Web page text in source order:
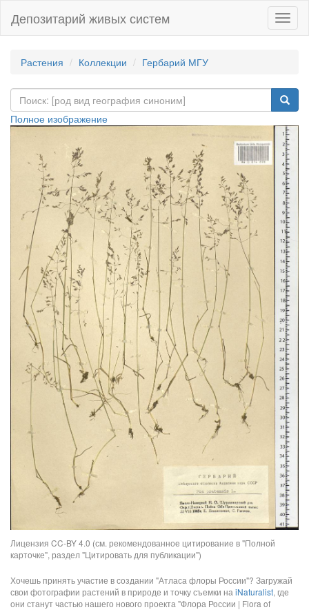
Депозитарий живых систем
Растения Коллекции Гербарий МГУ
Полное изображение
Лицензия CC-BY 4.0 (см. рекомендованное цитирование в "Полной
карточке", раздел "Цитировать для публикации")
Хочешь принять участие в создании "Атласа флоры России"? Загружай
свои фотографии растений в природе и точку съемки на iNaturalist, где
они станут частью нашего нового проекта "Флора России | Flora of